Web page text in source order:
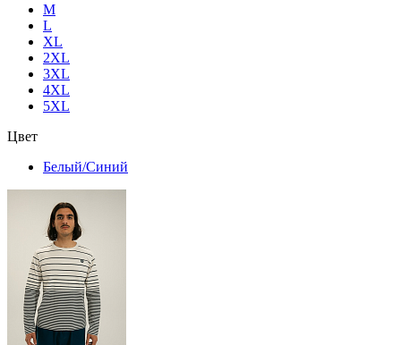
M
L
XL
2XL
3XL
4XL
5XL
Цвет
Белый/Синий